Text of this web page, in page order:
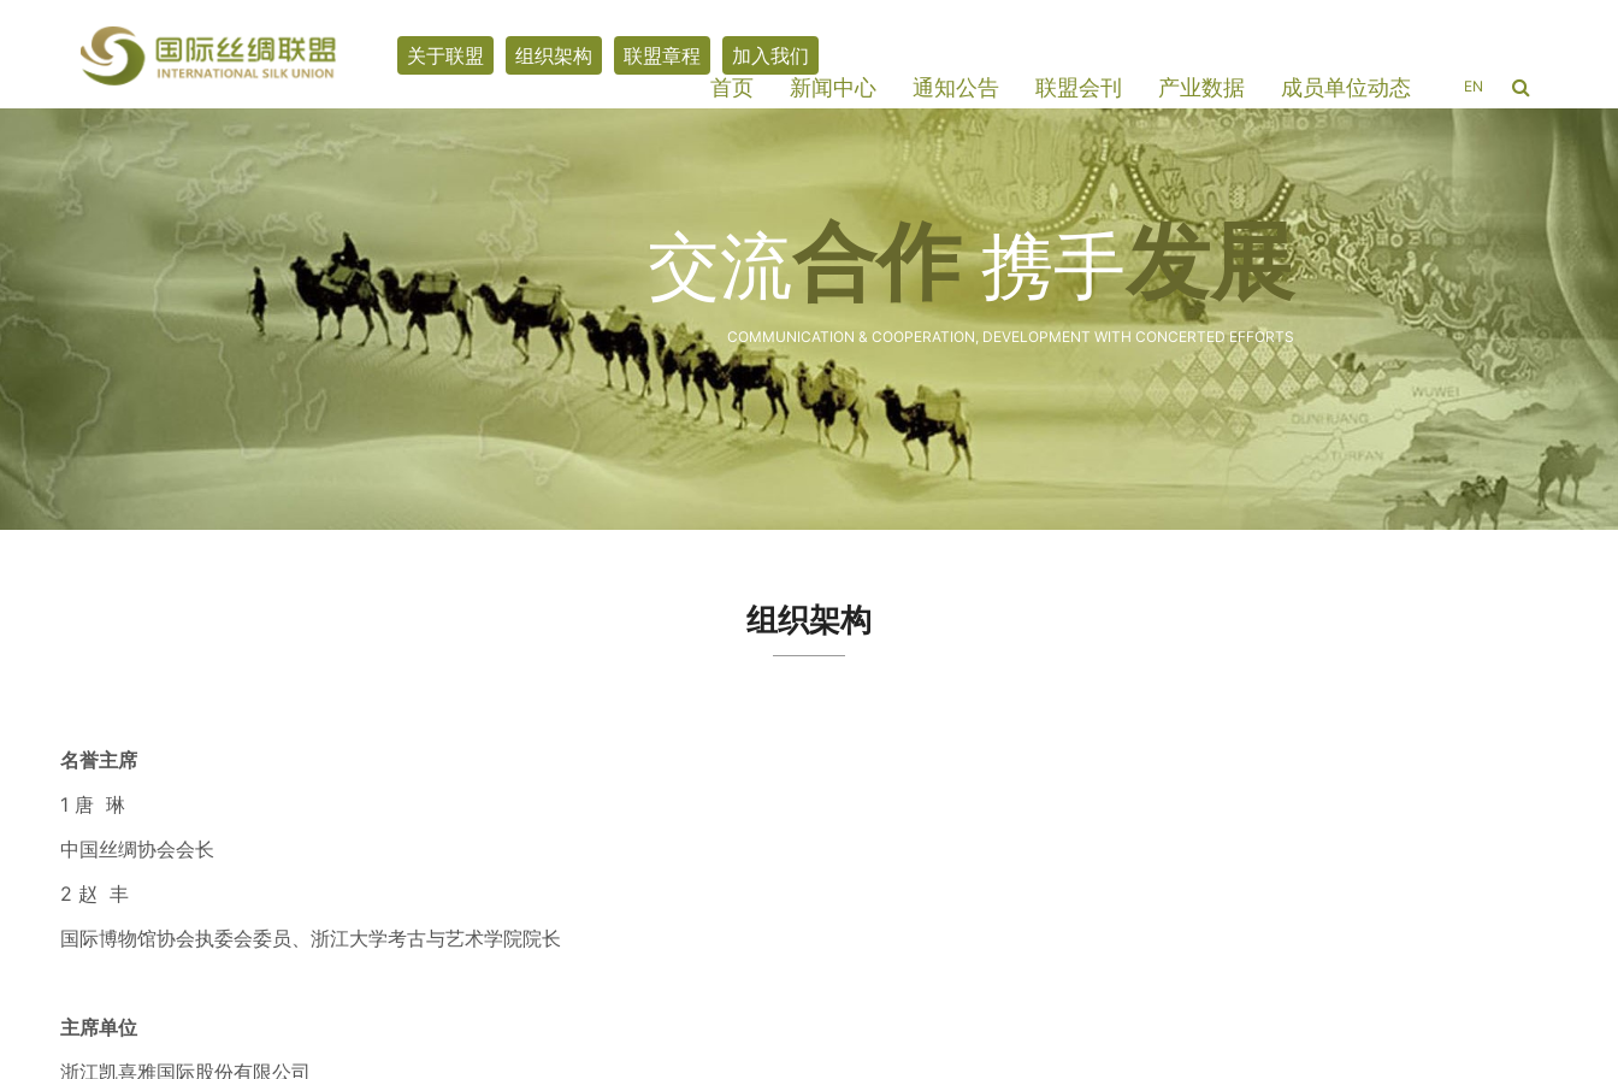
关于联盟 组织架构 联盟章程 加入我们
首页 新闻中心 通知公告 联盟会刊 产业数据 成员单位动态 EN
交流合作携手发展
COMMUNICATION & COOPERATION, DEVELOPMENT WITH CONCERTED EFFORTS
组织架构
名誉主席
1 唐 琳
中国丝绸协会会长
2 赵 丰
国际博物馆协会执委会委员、浙江大学考古与艺术学院院长
主席单位
浙江凯喜雅国际股份有限公司